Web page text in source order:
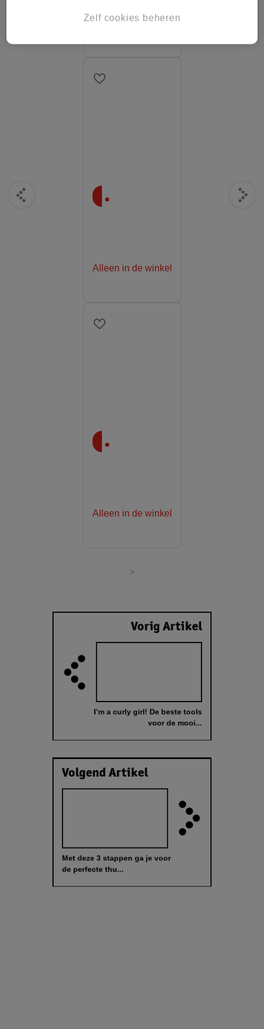
Alleen in de winkel
.
Alleen in de winkel
.
Alleen in de winkel
>
Vorig Artikel
I’m a curly girl! De beste tools
voor de mooi...
Volgend Artikel
Met deze 3 stappen ga je voor
de perfecte thu...
Zelf cookies beheren